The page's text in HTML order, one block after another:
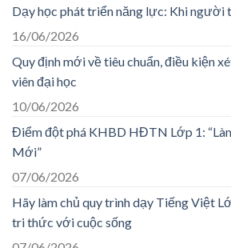
Dạy học phát triển năng lực: Khi người
16/06/2026
Quy định mới về tiêu chuẩn, điều kiện
viên đại học
10/06/2026
Điểm đột phá KHBD HĐTN Lớp 1:
Mới”
07/06/2026
Hãy làm chủ quy trình dạy Tiếng Việt
tri thức với cuộc sống